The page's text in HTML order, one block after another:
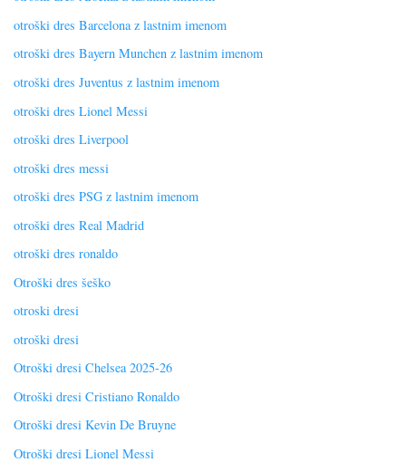
otroški dres Barcelona z lastnim imenom
otroški dres Bayern Munchen z lastnim imenom
otroški dres Juventus z lastnim imenom
otroški dres Lionel Messi
otroški dres Liverpool
otroški dres messi
otroški dres PSG z lastnim imenom
otroški dres Real Madrid
otroški dres ronaldo
Otroški dres šeško
otroski dresi
otroški dresi
Otroški dresi Chelsea 2025-26
Otroški dresi Cristiano Ronaldo
Otroški dresi Kevin De Bruyne
Otroški dresi Lionel Messi